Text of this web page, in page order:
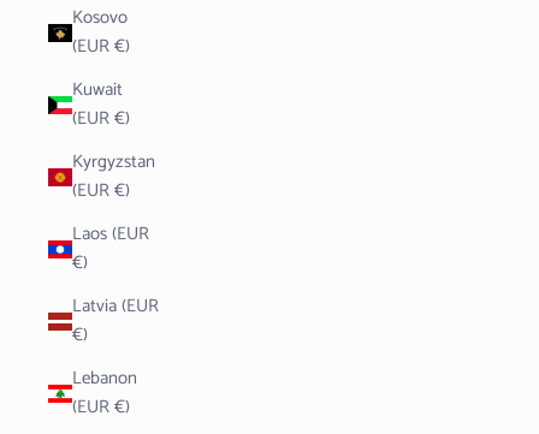
Kosovo
(EUR €)
Kuwait
(EUR €)
Kyrgyzstan
(EUR €)
Laos (EUR
€)
Latvia (EUR
€)
Lebanon
(EUR €)